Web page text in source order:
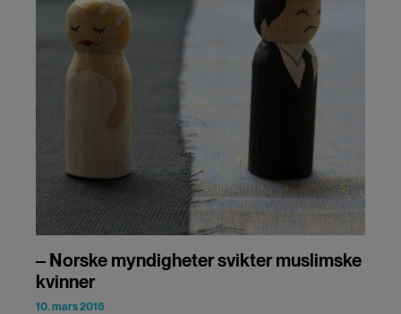
‒ Norske myndigheter svikter muslimske
kvinner
10. mars 2016